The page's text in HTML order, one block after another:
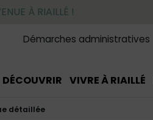
À RIAILLÉ !
Démarches administratives
DÉCOUVRIR VIVRE À RIAILLÉ
détaillée